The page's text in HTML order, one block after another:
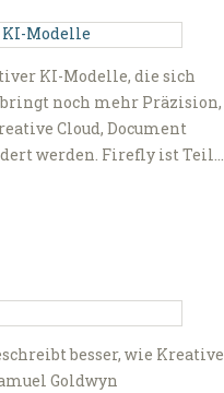
KI-Modelle, die sich
noch mehr Präzision,
Cloud, Document
werden. Firefly ist Teil…
besser, wie Kreative
Goldwyn